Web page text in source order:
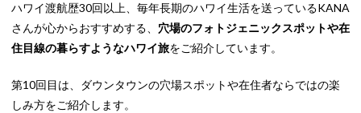
ハワイ渡航歴30回以上、毎年長期のハワイ生活を送っているKANA
さんが心からおすすめする、 穴場のフォトジェニックスポットや在
住目線の暮らすようなハワイ旅をご紹介しています。
第10回目は、ダウンタウンの穴場スポットや在住者ならではの楽
しみ方をご紹介します。